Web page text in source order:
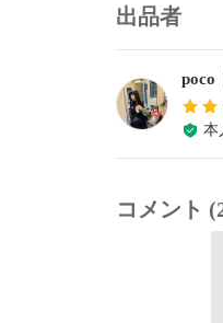
出品者
poco
本
コメント